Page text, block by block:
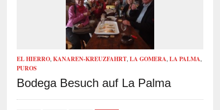
EL HIERRO,KANAREN-KREUZFAHRT,LA GOMERA,LA PALMA,
PUROS
Bodega Besuch auf La Palma